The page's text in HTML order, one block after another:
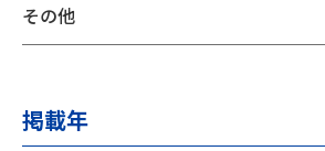
その他
掲載年